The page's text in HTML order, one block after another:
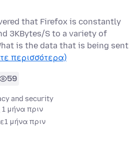
that Firefox is constantly
3KBytes/S to a variety of
is the data that is being sent
περισσότερα)
59
and security
1 μήνα πριν
1 μήνα πριν